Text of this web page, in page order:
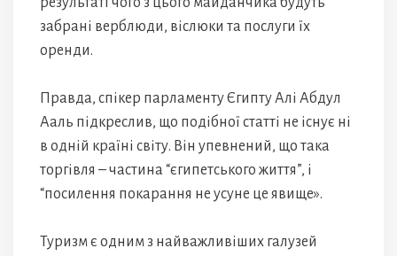
забрані верблюди, віслюки та послуги їх
оренди.
Правда, спікер парламенту Єгипту Алі Абдул
Ааль підкреслив, що подібної статті не існує ні
в одній країні світу. Він упевнений, що така
торгівля – частина “єгипетського життя”, і
“посилення покарання не усуне це явище».
Туризм є одним з найважливіших галузей